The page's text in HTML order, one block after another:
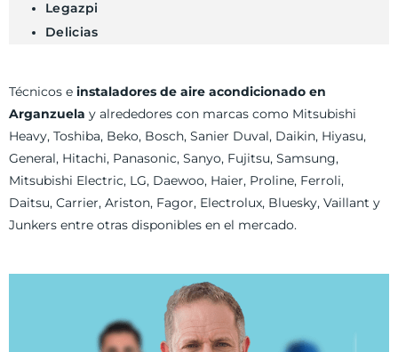
Legazpi
Delicias
Técnicos e instaladores de aire acondicionado en
Arganzuela y alrededores con marcas como Mitsubishi
Heavy, Toshiba, Beko, Bosch, Sanier Duval, Daikin, Hiyasu,
General, Hitachi, Panasonic, Sanyo, Fujitsu, Samsung,
Mitsubishi Electric, LG, Daewoo, Haier, Proline, Ferroli,
Daitsu, Carrier, Ariston, Fagor, Electrolux, Bluesky, Vaillant y
Junkers entre otras disponibles en el mercado.